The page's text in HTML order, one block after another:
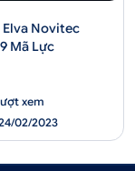
Novitec
Mã Lực
xem
02/2023